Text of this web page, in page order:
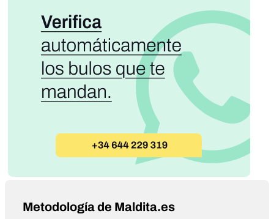
Metodología de Maldita.es